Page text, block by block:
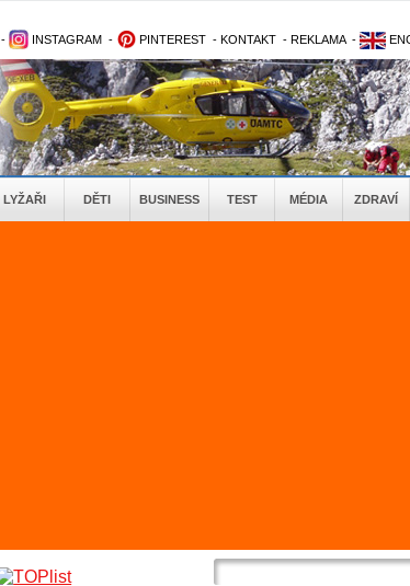
- INSTAGRAM - PINTEREST - KONTAKT - REKLAMA -
LYŽAŘI DĚTI BUSINESS TEST MÉDIA ZDRAVÍ